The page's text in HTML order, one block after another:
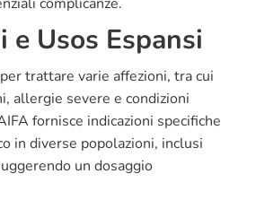
e Usos Espansi
trattare varie affezioni, tra cui
allergie severe e condizioni
fornisce indicazioni specifiche
in diverse popolazioni, inclusi
un dosaggio